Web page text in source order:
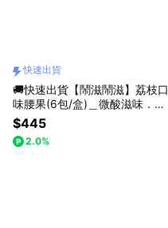
快速出貨
🚚快速出貨【鬧滋鬧滋】荔枝口
味腰果(6包/盒)＿微酸滋味．清
爽香甜＿獨特荔枝味
$445
2.0%